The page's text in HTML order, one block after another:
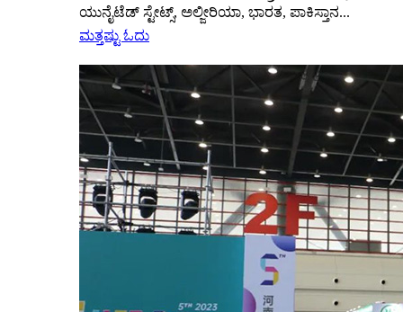
ಯುನೈಟೆಡ್ ಸ್ಟೇಟ್ಸ್, ಅಲ್ಜೀರಿಯಾ, ಭಾರತ, ಪಾಕಿಸ್ತಾನ...
ಮತ್ತಷ್ಟು ಓದು